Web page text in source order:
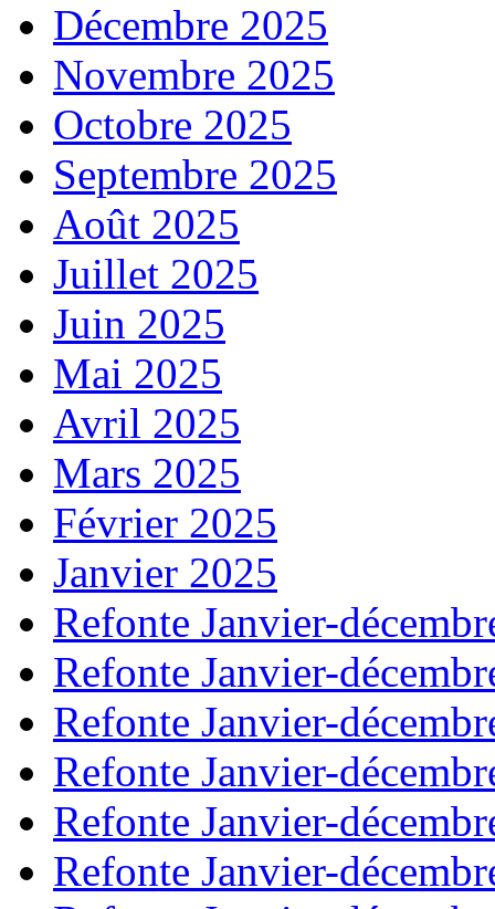
Décembre 2025
Novembre 2025
Octobre 2025
Septembre 2025
Août 2025
Juillet 2025
Juin 2025
Mai 2025
Avril 2025
Mars 2025
Février 2025
Janvier 2025
Refonte Janvier-
Refonte Janvier-
Refonte Janvier-
Refonte Janvier-
Refonte Janvier-
Refonte Janvier-